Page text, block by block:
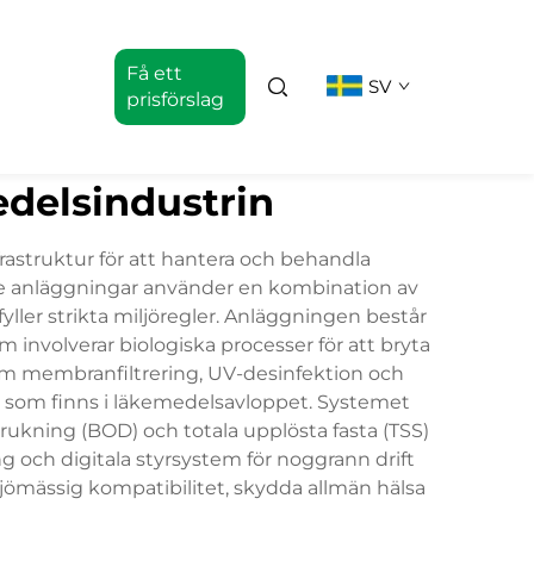
Få ett
prisförslag
SV
för att hantera och behandla
anläggningar använder en kombination av
strikta miljöregler. Anläggningen består
involverar biologiska processer för att bryta
membranfiltrering, UV-desinfektion och
finns i läkemedelsavloppet. Systemet
(BOD) och totala upplösta fasta (TSS)
och digitala styrsystem för noggrann drift
kompatibilitet, skydda allmän hälsa